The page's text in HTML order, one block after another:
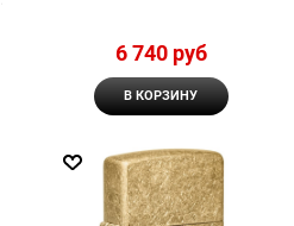
6 740 руб
В КОРЗИНУ